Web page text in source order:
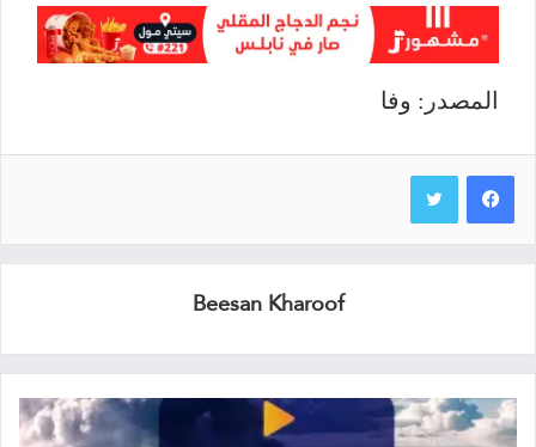
المصدر: وفا
Beesan Kharoof